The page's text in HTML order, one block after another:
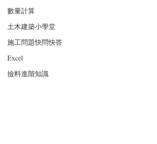
數量計算
土木建築小學堂
施工問題快問快答
Excel
撿料進階知識